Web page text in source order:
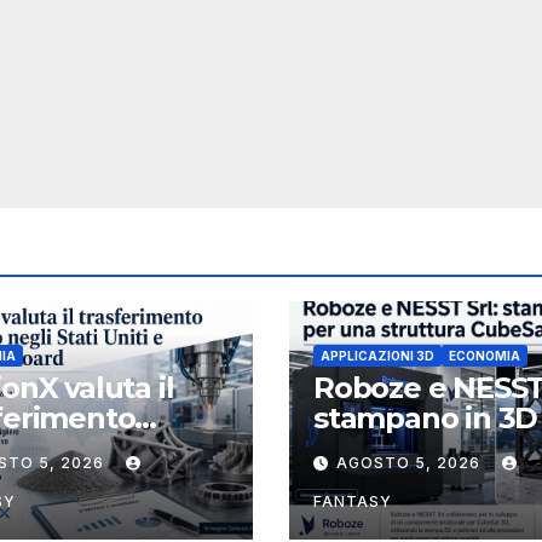
valuta il
negli Stati
e rafforza il
ha nominato
5, 2026
APPLICAZIONI 3D ECONOMIA
Roboze e
stampano in
struttura
3U in Carbon
AGOSTO 5, 2026
FANTASY